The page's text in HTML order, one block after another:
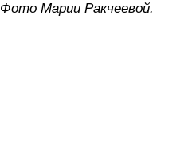
Фото Марии Ракчеевой.